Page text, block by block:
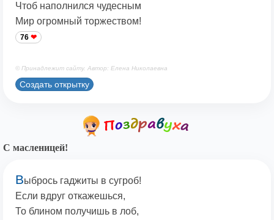
Чтоб наполнился чудесным
Мир огромный торжеством!
76
© Принадлежит сайту. Автор: Елена Николаевна
Создать открытку
С масленицей!
Выбрось гаджиты в сугроб!
Если вдруг откажешься,
То блином получишь в лоб,